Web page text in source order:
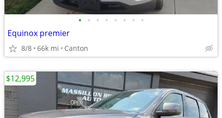
• • • • • • • •
Equinox premier
8/8 66k mi Canton
$12,995